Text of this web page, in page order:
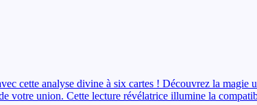
cette analyse divine à six cartes ! Découvrez la
votre union. Cette lecture révélatrice illumine la